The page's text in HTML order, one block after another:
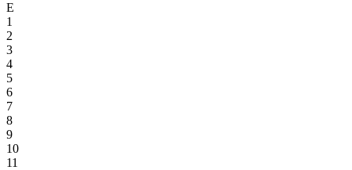
E
1
2
3
4
5
6
7
8
9
10
11